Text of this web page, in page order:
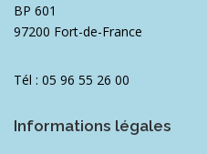
BP 601
97200 Fort-de-France
Tél : 05 96 55 26 00
Informations légales